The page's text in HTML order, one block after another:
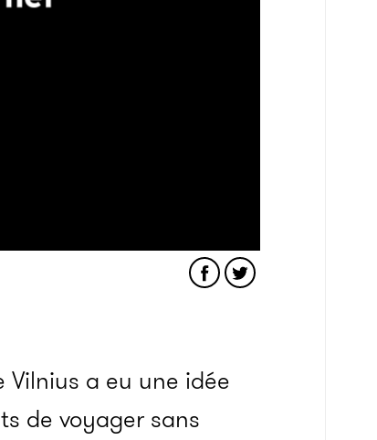
a eu une idée
de voyager sans